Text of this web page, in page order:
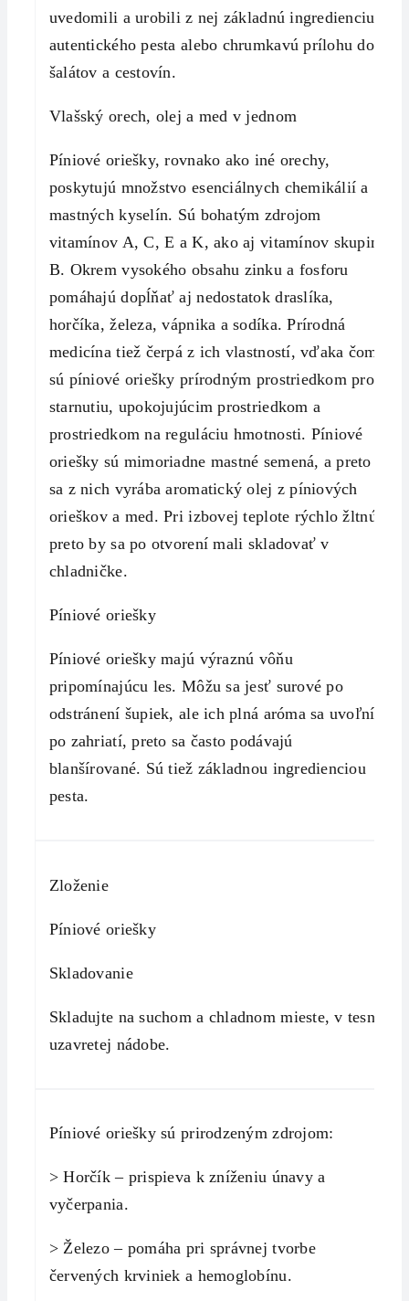
uvedomili a urobili z nej základnú ingredienciu
autentického pesta alebo chrumkavú prílohu do
šalátov a cestovín.
Vlašský orech, olej a med v jednom
Píniové oriešky, rovnako ako iné orechy,
poskytujú množstvo esenciálnych chemikálií a
mastných kyselín. Sú bohatým zdrojom
vitamínov A, C, E a K, ako aj vitamínov skupiny
B. Okrem vysokého obsahu zinku a fosforu
pomáhajú dopĺňať aj nedostatok draslíka,
horčíka, železa, vápnika a sodíka. Prírodná
medicína tiež čerpá z ich vlastností, vďaka čomu
sú píniové oriešky prírodným prostriedkom proti
starnutiu, upokojujúcim prostriedkom a
prostriedkom na reguláciu hmotnosti. Píniové
oriešky sú mimoriadne mastné semená, a preto
sa z nich vyrába aromatický olej z píniových
orieškov a med. Pri izbovej teplote rýchlo žltnú,
preto by sa po otvorení mali skladovať v
chladničke.
Píniové oriešky
Píniové oriešky majú výraznú vôňu
pripomínajúcu les. Môžu sa jesť surové po
odstránení šupiek, ale ich plná aróma sa uvoľní
po zahriatí, preto sa často podávajú
blanšírované. Sú tiež základnou ingredienciou
pesta.
Zloženie
Píniové oriešky
Skladovanie
Skladujte na suchom a chladnom mieste, v tesne
uzavretej nádobe.
Píniové oriešky sú prirodzeným zdrojom:
> Horčík – prispieva k zníženiu únavy a
vyčerpania.
> Železo – pomáha pri správnej tvorbe
červených krviniek a hemoglobínu.